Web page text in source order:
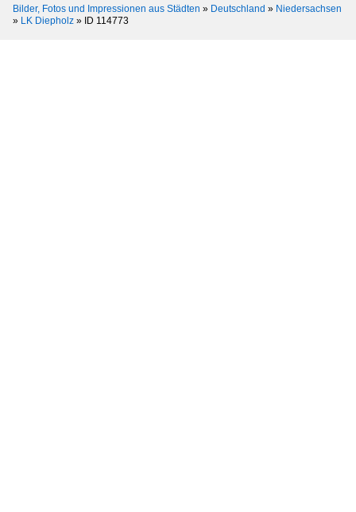
Bilder, Fotos und Impressionen aus Städten » Deutschland » Niedersachsen
» LK Diepholz » ID 114773